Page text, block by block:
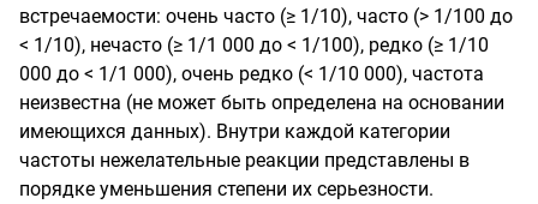
встречаемости: очень часто (≥ 1/10), часто (> 1/100 до
< 1/10), нечасто (≥ 1/1 000 до < 1/100), редко (≥ 1/10
000 до < 1/1 000), очень редко (< 1/10 000), частота
неизвестна (не может быть определена на основании
имеющихся данных). Внутри каждой категории
частоты нежелательные реакции представлены в
порядке уменьшения степени их серьезности.